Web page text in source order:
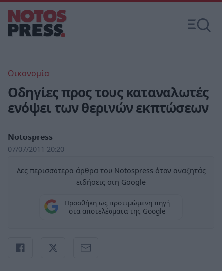
Οικονομία
Οδηγίες προς τους καταναλωτές
ενόψει των θερινών εκπτώσεων
Notospress
07/07/2011 20:20
Δες περισσότερα άρθρα του Notospress όταν αναζητάς
ειδήσεις στη Google
Προσθήκη ως προτιμώμενη πηγή
στα αποτελέσματα της Google